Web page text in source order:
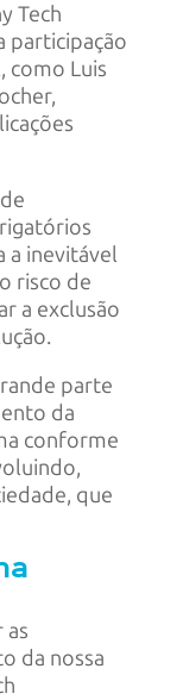
Tech
participação
como Luis
a inevitável
risco de
a exclusão
parte
da
conforme
que
as
da nossa